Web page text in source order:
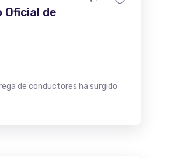
Oficial de
de conductores ha surgido